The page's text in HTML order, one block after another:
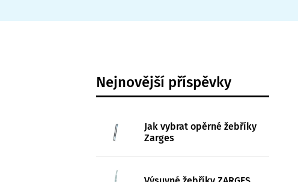
Nejnovější příspěvky
Jak vybrat opěrné žebříky
Zarges